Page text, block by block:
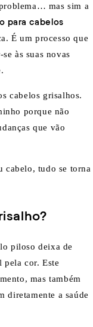
mas sim a
para cabelos
É um processo que
às suas novas
cabelos grisalhos.
porque não
que vão
cabelo, tudo se torna
piloso deixa de
cor. Este
mas também
diretamente a saúde